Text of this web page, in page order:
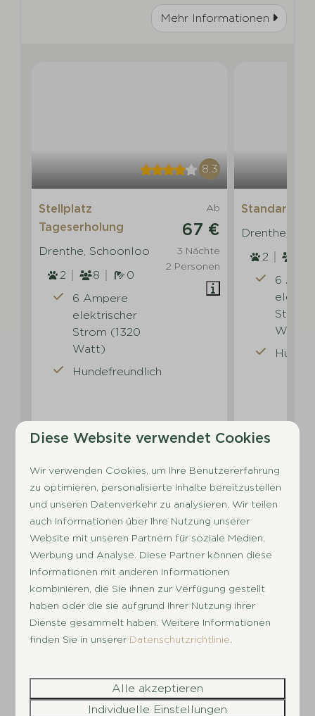
Mehr Informationen
8,3
Ab
67 €
3 Nächte
2 Personen
Stellplatz
Tageserholung
Drenthe, Schoonloo
2
8
0
6 Ampere
elektrischer
Strom (1320
Watt)
Hundefreundlich
Ansehen
Standard-
Drenthe,
2
6
Strom
Watt)
Mehr Ergebnisse (1 Park)
Einrichtungen auf unseren
Kindercampingplätzen in
Holland
von Succes Holidayparks wird es nie langweilig,
denn in allen unseren Ferienparks gibt es jede
Diese Website verwendet Cookies
Wir verwenden Cookies, um Ihre Benutzererfahrung
zu optimieren, personalisierte Inhalte bereitzustellen
und unseren Datenverkehr zu analysieren. Wir teilen
auch Informationen über Ihre Nutzung unserer
Website mit unseren Partnern für soziale Medien,
Werbung und Analyse. Diese Partner können diese
Informationen mit anderen Informationen
kombinieren, die Sie ihnen zur Verfügung gestellt
haben oder die sie aufgrund Ihrer Nutzung ihrer
Dienste gesammelt haben. Weitere Informationen
finden Sie in unserer Datenschutzrichtlinie
Alle akzeptieren
Individuelle Einstellungen